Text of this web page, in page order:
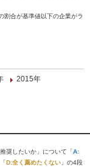
割合が基準値以下の企業がラ
2015年
奨したいか」について「A:
D:全く薦めたくない 」の4段